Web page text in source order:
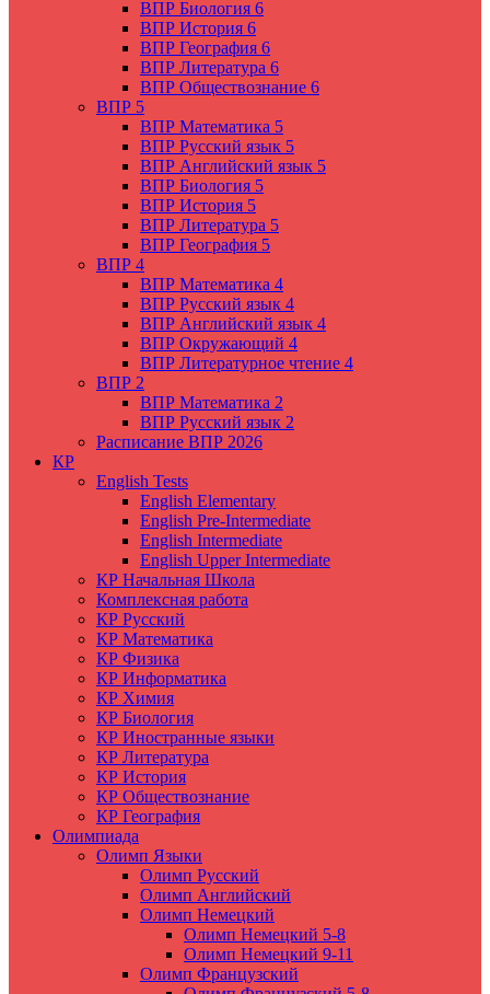
ВПР Биология 6
ВПР История 6
ВПР География 6
ВПР Литература 6
ВПР Обществознание 6
ВПР 5
ВПР Математика 5
ВПР Русский язык 5
ВПР Английский язык 5
ВПР Биология 5
ВПР История 5
ВПР Литература 5
ВПР География 5
ВПР 4
ВПР Математика 4
ВПР Русский язык 4
ВПР Английский язык 4
ВПР Окружающий 4
ВПР Литературное чтение 4
ВПР 2
ВПР Математика 2
ВПР Русский язык 2
Расписание ВПР 2026
КР
English Tests
English Elementary
English Pre-Intermediate
English Intermediate
English Upper Intermediate
КР Начальная Школа
Комплексная работа
КР Русский
КР Математика
КР Физика
КР Информатика
КР Химия
КР Биология
КР Иностранные языки
КР Литература
КР История
КР Обществознание
КР География
Олимпиада
Олимп Языки
Олимп Русский
Олимп Английский
Олимп Немецкий
Олимп Немецкий 5-8
Олимп Немецкий 9-11
Олимп Французский